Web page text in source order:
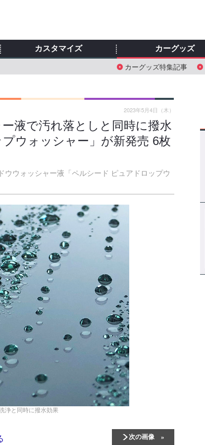
カスタマイズ カーグッズ
カーグッズ特集記事
液で汚れ落としと同時に撥水
ウォッシャー」が新発売 6枚
ウォッシャー液「ペルシード ピュアドロップウ
2023年5月4日（木）
浄と同時に撥水効果
次の画像